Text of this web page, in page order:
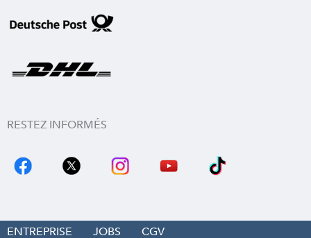
RESTEZ INFORMÉS
ENTREPRISE JOBS CGV